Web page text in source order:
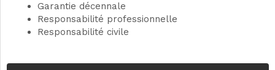
Garantie décennale
Responsabilité professionnelle
Responsabilité civile